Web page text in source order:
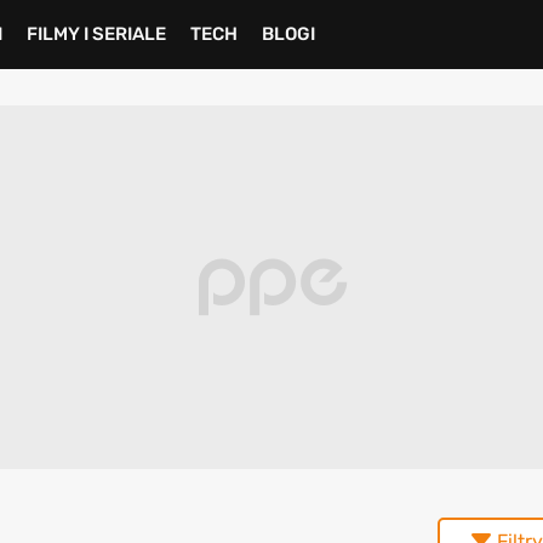
FILMY I SERIALE TECH BLOGI